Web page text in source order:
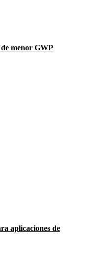
menor GWP
aplicaciones de